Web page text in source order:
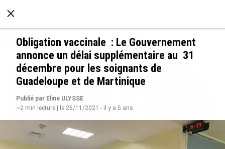
À LA UNE POLITIQUE ECONOMIE SOCIÉTÉ
Obligation vaccinale : Le Gouvernement
annonce un délai supplémentaire au 31
décembre pour les soignants de
Guadeloupe et de Martinique
Publié par Eline ULYSSE
~2 min lecture | le 26/11/2021 - il y a 5 ans